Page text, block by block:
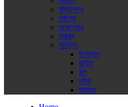
মুক্তিযুদ্ধ
সর্বশেষ
সাক্ষাৎকার
স্বাস্থ্য
সাহিত্য
উপন্যাস
কবিতা
গল্প
নাটক
প্রবন্ধ